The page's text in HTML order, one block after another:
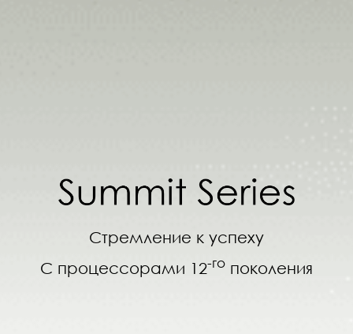
Стремление к успеху
С процессорами 12-го поколения